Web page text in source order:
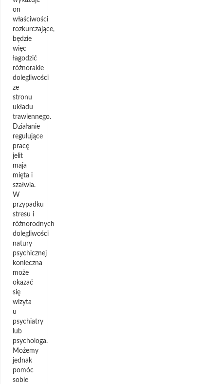
on
właściwości
rozkurczające,
będzie
więc
łagodzić
różnorakie
dolegliwości
ze
stronu
układu
trawiennego.
Działanie
regulujące
pracę
jelit
maja
mięta i
szałwia.
W
przypadku
stresu i
różnorodnych
dolegliwości
natury
psychicznej
konieczna
może
okazać
się
wizyta
u
psychiatry
lub
psychologa.
Możemy
jednak
pomóc
sobie